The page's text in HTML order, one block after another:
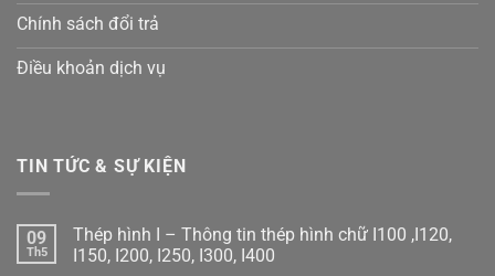
Chính sách đổi trả
Điều khoản dịch vụ
TIN TỨC & SỰ KIỆN
09
Th5
Thép hình I – Thông tin thép hình chữ I100 ,I120,
I150, I200, I250, I300, I400